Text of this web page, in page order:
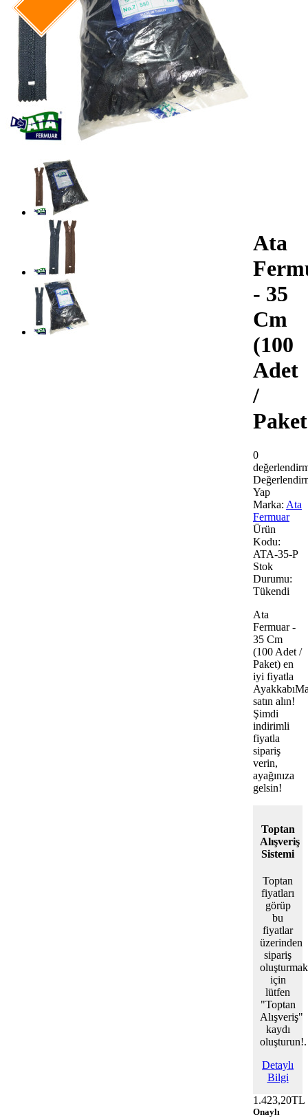
Ata
- 35
Cm
(100
Adet
/
0
Yap
Marka: Ata
Fermuar
Ürün
Kodu:
ATA-35-P
Stok
Durumu:
Tükendi
Ata
Fermuar -
35 Cm
(100 Adet /
Paket) en
iyi fiyatla
satın alın!
Şimdi
indirimli
fiyatla
sipariş
verin,
ayağınıza
gelsin!
Toptan
Alışveriş
Sistemi
Toptan
fiyatları
görüp
bu
fiyatlar
üzerinden
sipariş
oluşturmak
için
lütfen
"Toptan
Alışveriş"
kaydı
oluşturun!.
Detaylı
Bilgi
1.423,20TL
Onaylı